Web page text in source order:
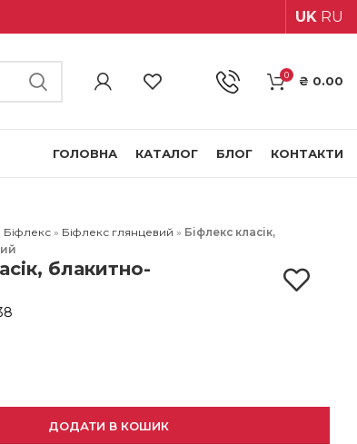
UK RU
0 ₴ 0.00
ГОЛОВНА КАТАЛОГ БЛОГ КОНТАКТИ
Біфлекс» Біфлекс глянцевий » Біфлекс класік,
блакитно-
ДОДАТИ В КОШИК